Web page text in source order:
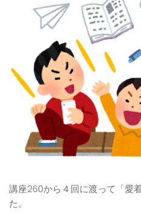
講座260から４回に渡って「愛
た。